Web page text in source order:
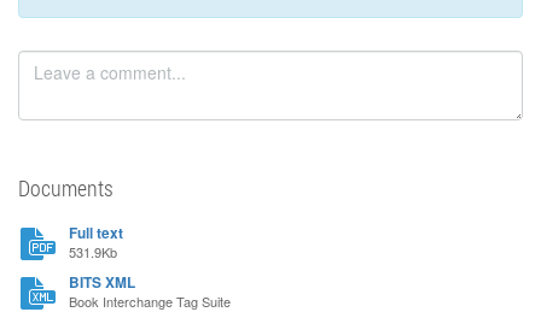
Documents
Full text
531.9Kb
BITS XML
Book Interchange Tag Suite